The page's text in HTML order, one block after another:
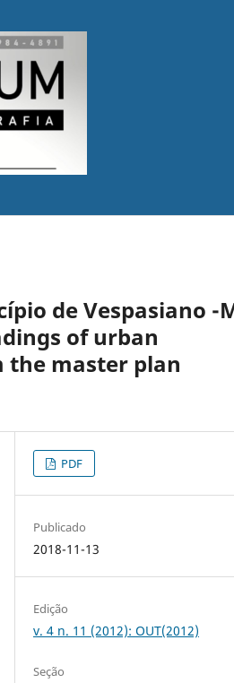
de Vespasiano -
of urban
the master plan
PDF
Publicado
2018-11-13
Edição
v. 4 n. 11 (2012): OUT(2012)
Seção